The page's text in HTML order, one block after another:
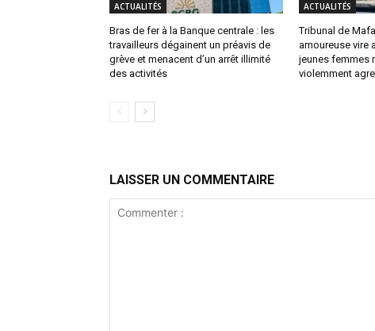
ACTUALITÉS
Bras de fer à la Banque centrale : les
travailleurs dégainent un préavis de
grève et menacent d’un arrêt illimité
des activités
ACTUALITÉS
Tribunal de
amoureuse vire
jeunes femmes
violemment
LAISSER UN COMMENTAIRE